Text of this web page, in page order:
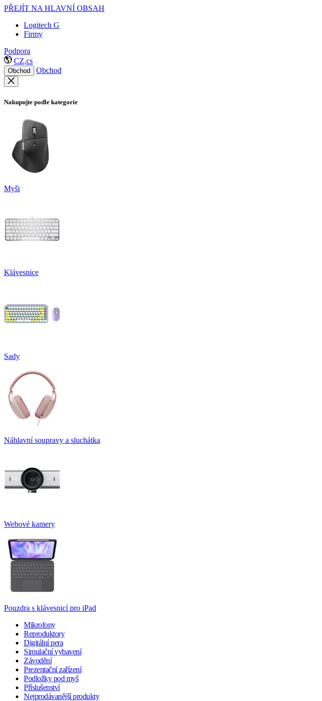
PŘEJÍT NA HLAVNÍ OBSAH
Logitech G
Firmy
Podpora
CZ,cs
Obchod Obchod
Nakupujte podle kategorie
Myši
Klávesnice
Sady
Náhlavní soupravy a sluchátka
Webové kamery
Pouzdra s klávesnicí pro iPad
Mikrofony
Reproduktory
Digitální pera
Simulační vybavení
Závodění
Prezentační zařízení
Podložky pod myš
Příslušenství
Nejprodávanější produkty